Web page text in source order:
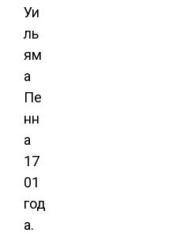
Уи
ль
ям
а
Пе
нн
а
17
01
год
а.